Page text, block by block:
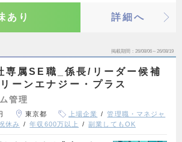
あり 詳細へ
掲載期間 26/08/06～26/08/19
専属SE職_係長/リーダー候補
ーンエナジー・プラス
管理
東京都 上場企業
管理職・マネジャ
休み 年収600万以上 副業してもOK